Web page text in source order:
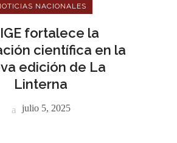
NACIONALES
fortalece la
científica en la
edición de La
Linterna
julio 5, 2025